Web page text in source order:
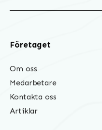
Företaget
Om oss
Medarbetare
Kontakta oss
Artiklar